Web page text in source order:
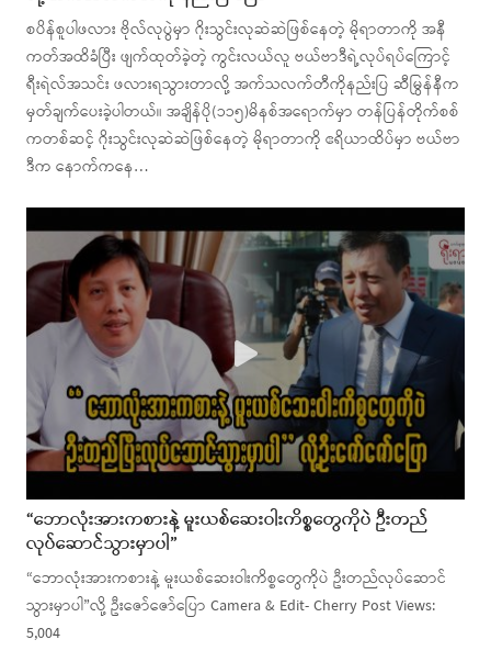
စပိန်စူပါဖလား ဗိုလ်လုပွဲမှာ ဂိုးသွင်းလုဆဲဆဲဖြစ်နေတဲ့ မိုရာတာကို အနီ
ကတ်အထိခံပြီး ဖျက်ထုတ်ခဲ့တဲ့ ကွင်းလယ်လူ ဗယ်ဗာဒီရဲ့လုပ်ရပ်ကြောင့်
ရီးရဲလ်အသင်း ဖလားရသွားတာလို့ အက်သလက်တီကိုနည်းပြ ဆီမြွန်နီက
မှတ်ချက်ပေးခဲ့ပါတယ်။ အချိန်ပို(၁၁၅)မိနစ်အရောက်မှာ တန်ပြန်တိုက်စစ်
ကတစ်ဆင့် ဂိုးသွင်းလုဆဲဆဲဖြစ်နေတဲ့ မိုရာတာကို ဧရိယာထိပ်မှာ ဗယ်ဗာ
ဒီက နောက်ကနေ…
“ဘောလုံးအားကစားနဲ့ မူးယစ်ဆေးဝါးကိစ္စတွေကိုပဲ ဦးတည်
လုပ်ဆောင်သွားမှာပါ”
“ဘောလုံးအားကစားနဲ့ မူးယစ်ဆေးဝါးကိစ္စတွေကိုပဲ ဦးတည်လုပ်ဆောင်
သွားမှာပါ”လို့ ဦးဇော်ဇော်ပြော Camera & Edit- Cherry Post Views:
5,004